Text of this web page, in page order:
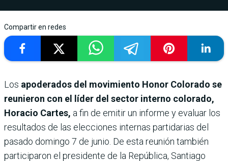
Compartir en redes
Los apoderados del movimiento Honor Colorado se
reunieron con el líder del sector interno colorado,
Horacio Cartes, a fin de emitir un informe y evaluar los
resultados de las elecciones internas partidarias del
pasado domingo 7 de junio. De esta reunión también
participaron el presidente de la República, Santiago